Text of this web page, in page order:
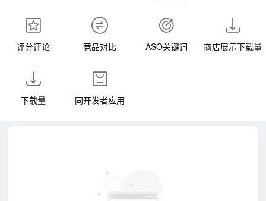
评分评论 竞品对比 ASO关键词 商店展示下载量
下载量 同开发者应用